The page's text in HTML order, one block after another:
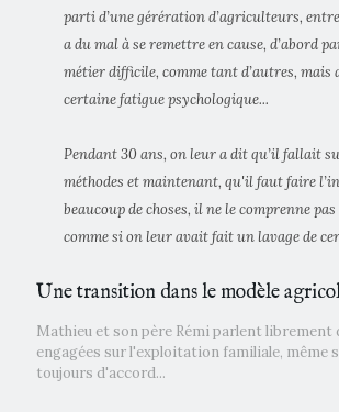
parti d’une gérération d’agriculteurs,
a du mal à se remettre en cause, d’abord
métier difficile, comme tant d’autres, mais
certaine fatigue psychologique...
Pendant 30 ans, on leur a dit qu’il fallait
méthodes et maintenant, qu'il faut faire
beaucoup de choses, il ne le comprenne pas
comme si on leur avait fait un lavage de
Une transition dans le modèle
Mathieu et son père Rémi parlent librement
engagées sur l'exploitation familiale, même
toujours d'accord...